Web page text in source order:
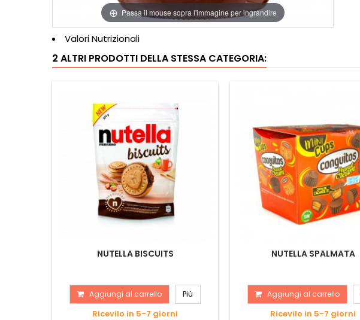
Passa il mouse sopra l'immagine per ingrandire
Valori Nutrizionali
2 ALTRI PRODOTTI DELLA STESSA CATEGORIA:
NUTELLA BISCUITS
Aggiungi al carrello Più
Ricevilo in 5-7 giorni
NUTELLA SPALMATA
Aggiungi al carrello
Ricevilo in 5-7 giorni